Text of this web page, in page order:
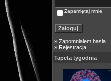
Zapamiętaj mnie
»Zapomniałem hasła
» Rejestracja
Tapeta tygodnia